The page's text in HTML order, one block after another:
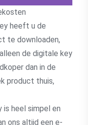
heeft u de
te downloaden,
de digitale key
dan in de
product thuis,
heel simpel en
ons altijd een e-